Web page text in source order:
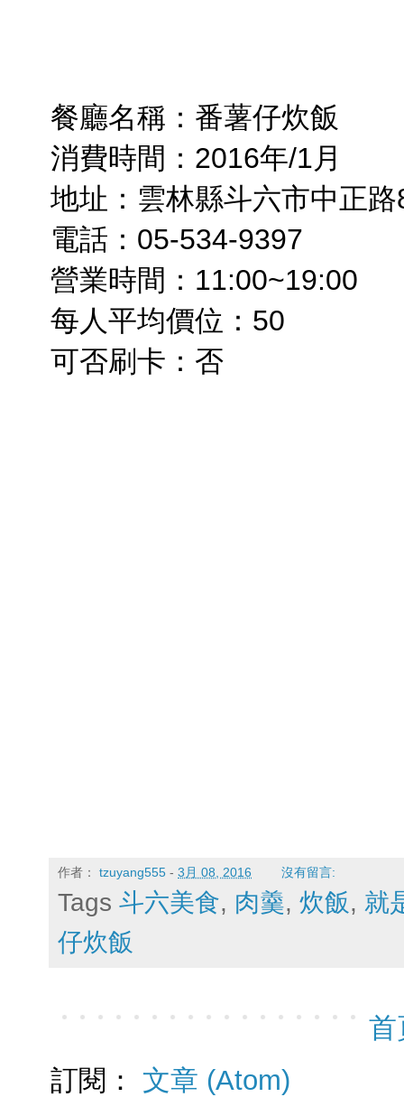
餐廳名稱：番薯仔炊飯
消費時間：2016年/1月
地址：雲林縣斗六市中正
電話：05-534-9397
營業時間：11:00~19:00
每人平均價位：50
可否刷卡：否
作者： tzuyang555 - 3月 08, 2016 沒有留言:
Tags 斗六美食, 肉羹, 炊飯, 就
仔炊飯
首
訂閱： 文章 (Atom)